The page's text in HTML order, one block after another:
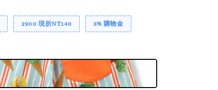
2900 現折NT140 3% 購物金